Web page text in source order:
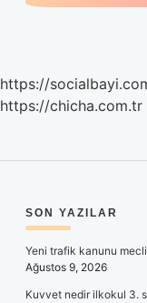
https://
https://chicha.com.tr
SON YAZILAR
Yeni trafik kanunu
Ağustos 9, 2026
Kuvvet nedir ilkokul 3.